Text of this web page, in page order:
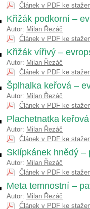
Článek v PDF ke
Křižák podkorní –
Autor: Milan Řezáč
Článek v PDF ke
Křižák vířivý –
Autor: Milan Řezáč
Článek v PDF ke
Šplhalka keřová –
Autor: Milan Řezáč
Článek v PDF ke
Plachetnatka
Autor: Milan Řezáč
Článek v PDF ke
Sklípkánek hnědý –
Autor: Milan Řezáč
Článek v PDF ke
Meta temnostní –
Autor: Milan Řezáč
Článek v PDF ke